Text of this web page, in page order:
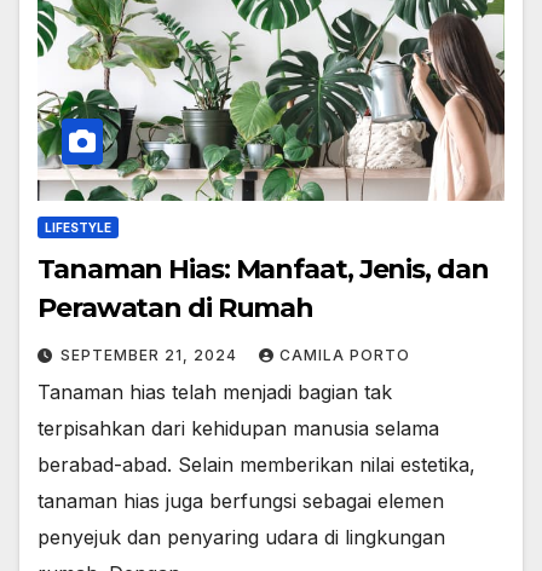
LIFESTYLE
Tanaman Hias: Manfaat, Jenis, dan
Perawatan di Rumah
SEPTEMBER 21, 2024 CAMILA PORTO
Tanaman hias telah menjadi bagian tak
terpisahkan dari kehidupan manusia selama
berabad-abad. Selain memberikan nilai estetika,
tanaman hias juga berfungsi sebagai elemen
penyejuk dan penyaring udara di lingkungan